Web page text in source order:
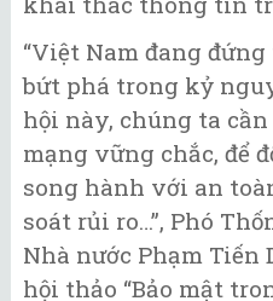
“Việt Nam đang
bứt phá trong kỷ
hội này, chúng ta
mạng vững chắc, để
song hành với an
soát rủi ro…”, Phó
Nhà nước Phạm
hội thảo “Bảo mật